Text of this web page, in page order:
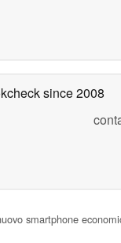
since 2008
smartphone